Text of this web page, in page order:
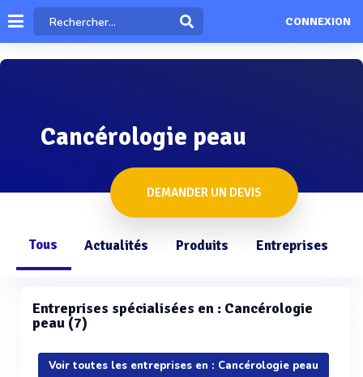
CONNEXION
Cancérologie peau
DEMANDER UN DEVIS
Tous Actualités Produits Entreprises
Entreprises spécialisées en : Cancérologie
peau (7)
Voir toutes les entreprises en : Cancérologie peau